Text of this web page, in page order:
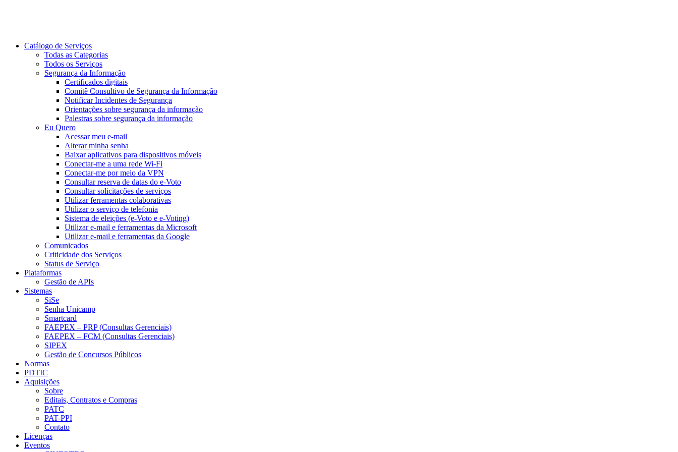
Catálogo de Serviços
Todas as Categorias
Todos os Serviços
Segurança da Informação
Certificados digitais
Comitê Consultivo de Segurança da Informação
Notificar Incidentes de Segurança
Orientações sobre segurança da informação
Palestras sobre segurança da informação
Eu Quero
Acessar meu e-mail
Alterar minha senha
Baixar aplicativos para dispositivos móveis
Conectar-me a uma rede Wi-Fi
Conectar-me por meio da VPN
Consultar reserva de datas do e-Voto
Consultar solicitações de serviços
Utilizar ferramentas colaborativas
Utilizar o serviço de telefonia
Sistema de eleições (e-Voto e e-Voting)
Utilizar e-mail e ferramentas da Microsoft
Utilizar e-mail e ferramentas da Google
Comunicados
Criticidade dos Serviços
Status de Serviço
Plataformas
Gestão de APIs
Sistemas
SiSe
Senha Unicamp
Smartcard
FAEPEX – PRP (Consultas Gerenciais)
FAEPEX – FCM (Consultas Gerenciais)
SIPEX
Gestão de Concursos Públicos
Normas
PDTIC
Aquisições
Sobre
Editais, Contratos e Compras
PATC
PAT-PPI
Contato
Licenças
Eventos